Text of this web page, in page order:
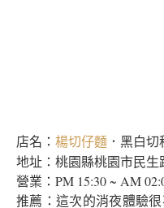
店名： 楊切仔麵 ．黑白
地址：桃園縣桃園市民生
營業：PM 15:30 ~ AM
推薦：這次的消夜體驗